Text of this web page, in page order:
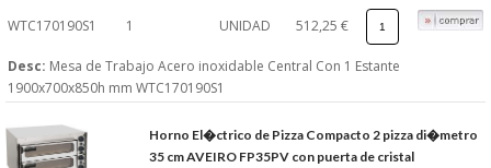
WTC170190S1 1 UNIDAD 512,25 €
Desc: Mesa de Trabajo Acero inoxidable Central Con 1 Estante
1900x700x850h mm WTC170190S1
Horno El�ctrico de Pizza Compacto 2 pizza di�metro
35 cm AVEIRO FP35PV con puerta de cristal